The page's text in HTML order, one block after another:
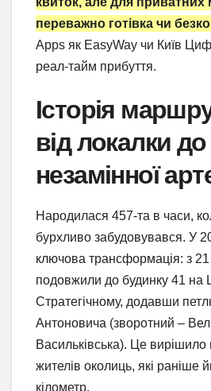
переважно готівка чи
Apps як EasyWay чи Київ
реал-тайм прибуття.
Історія
від локалки до
незамінної
Народилася 457-та в часи,
бурхливо забудовувався. У
ключова трансформація: з
подовжили до будинку 41 на
Стратегічному, додавши
Антоновича (зворотний –
Васильківська). Це
жителів околиць, які раніше
кілометр.